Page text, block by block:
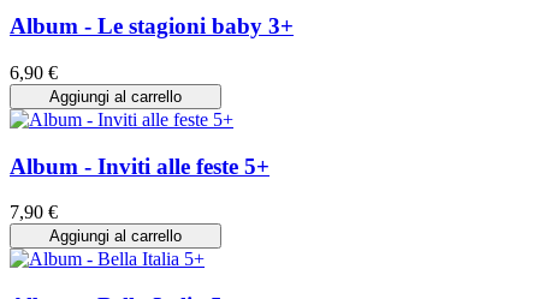
Album - Le stagioni baby 3+
6,90 €
Aggiungi al carrello
Album - Inviti alle feste 5+
7,90 €
Aggiungi al carrello